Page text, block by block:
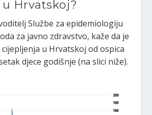
Hrvatskoj?
Službe za epidemiologiju
za javno zdravstvo, kaže da je
u Hrvatskoj od ospica
djece godišnje (na slici niže).